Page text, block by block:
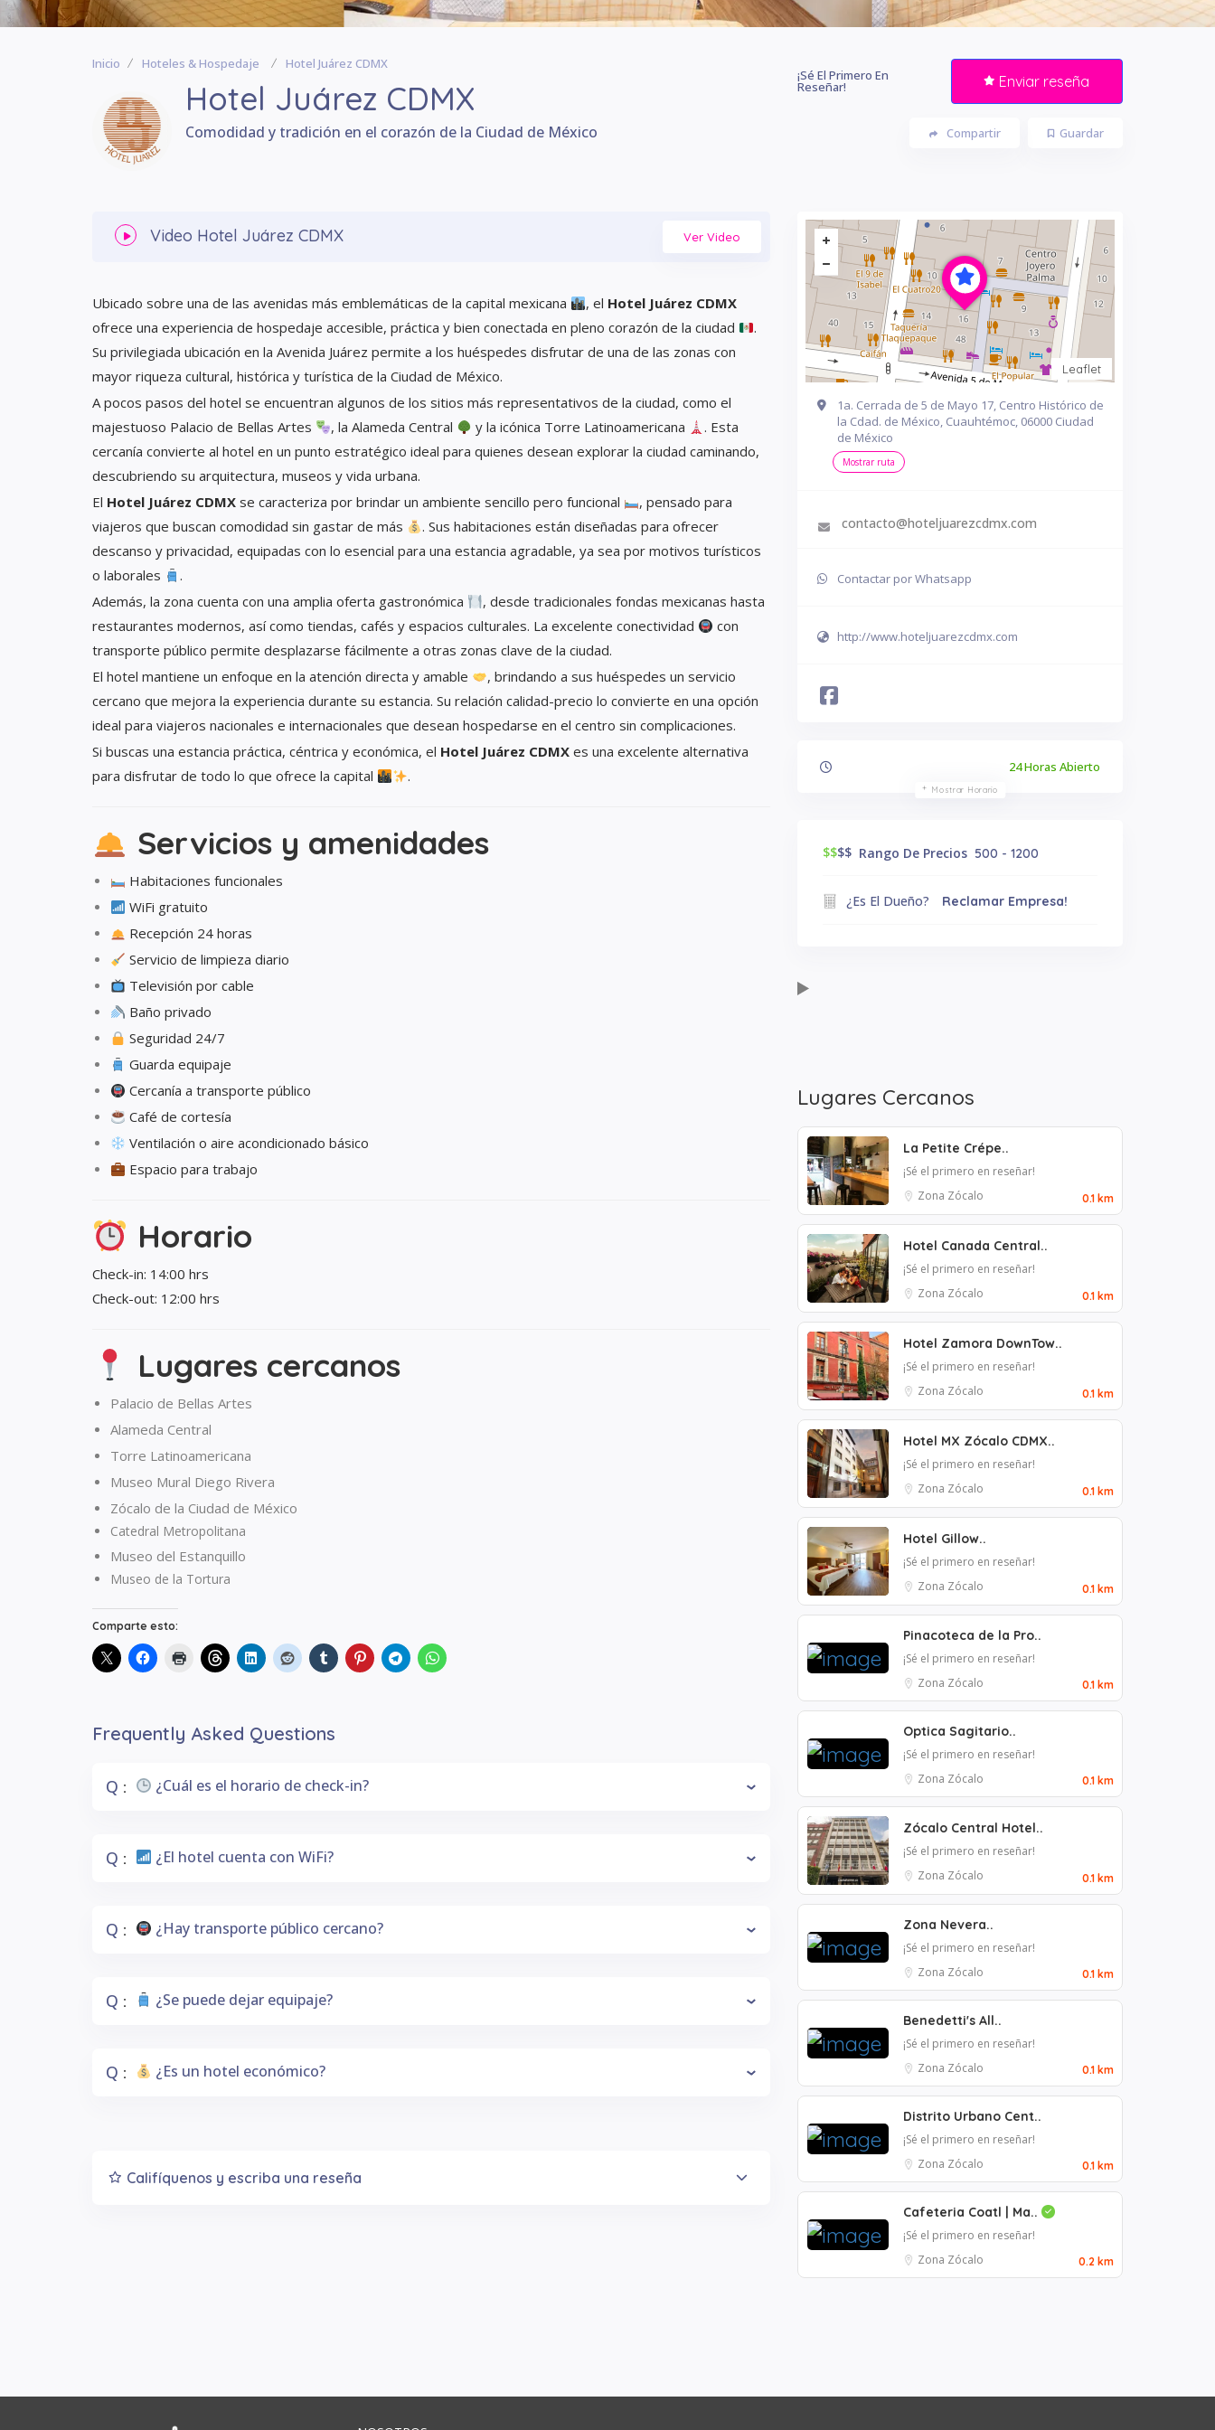
Inicio Hoteles & Hospedaje Hotel Juárez CDMX
Hotel Juárez CDMX
Comodidad y tradición en el corazón de la Ciudad de México
¡Sé El Primero En
Reseñar! Enviar reseña
Guardar
Compartir
Video Hotel Juárez CDMX Ver Video
Ubicado sobre una de las avenidas más emblemáticas de la capital mexicana , el Hotel Juárez CDMX
ofrece una experiencia de hospedaje accesible, práctica y bien conectada en pleno corazón de la ciudad
.
Su privilegiada ubicación en la Avenida Juárez permite a los huéspedes disfrutar de una de las zonas con
mayor riqueza cultural, histórica y turística de la Ciudad de México.
A pocos pasos del hotel se encuentran algunos de los sitios más representativos de la ciudad, como el
majestuoso Palacio de Bellas Artes
, la Alameda Central y la icónica Torre Latinoamericana
. Esta
cercanía convierte al hotel en un punto estratégico ideal para quienes desean explorar la ciudad caminando,
descubriendo su arquitectura, museos y vida urbana.
El Hotel Juárez CDMX se caracteriza por brindar un ambiente sencillo pero funcional
, pensado para
viajeros que buscan comodidad sin gastar de más
. Sus habitaciones están diseñadas para ofrecer
descanso y privacidad, equipadas con lo esencial para una estancia agradable, ya sea por motivos turísticos
o laborales
.
Además, la zona cuenta con una amplia oferta gastronómica
, desde tradicionales fondas mexicanas hasta
restaurantes modernos, así como tiendas, cafés y espacios culturales. La excelente conectividad
con
transporte público permite desplazarse fácilmente a otras zonas clave de la ciudad.
El hotel mantiene un enfoque en la atención directa y amable
, brindando a sus huéspedes un servicio
cercano que mejora la experiencia durante su estancia. Su relación calidad-precio lo convierte en una opción
ideal para viajeros nacionales e internacionales que desean hospedarse en el centro sin complicaciones.
Si buscas una estancia práctica, céntrica y económica, el Hotel Juárez CDMX es una excelente alternativa
para disfrutar de todo lo que ofrece la capital
.
Servicios y amenidades
Habitaciones funcionales
WiFi gratuito
Recepción 24 horas
Servicio de limpieza diario
Televisión por cable
Baño privado
Seguridad 24/7
Guarda equipaje
Cercanía a transporte público
Café de cortesía
Ventilación o aire acondicionado básico
Espacio para trabajo
Horario
Check-in: 14:00 hrs
Check-out: 12:00 hrs
Lugares cercanos
Palacio de Bellas Artes
Alameda Central
Torre Latinoamericana
Museo Mural Diego Rivera
Zócalo de la Ciudad de México
Catedral Metropolitana
Museo del Estanquillo
Museo de la Tortura
Comparte esto:
Frequently Asked Questions
Q : ¿Cuál es el horario de check-in?
Q : ¿El hotel cuenta con WiFi?
Q : ¿Hay transporte público cercano?
Q : ¿Se puede dejar equipaje?
Q : ¿Es un hotel económico?
Califíquenos y escriba una reseña
Leaflet
1a. Cerrada de 5 de Mayo 17, Centro Histórico de
la Cdad. de México, Cuauhtémoc, 06000 Ciudad
de México
Mostrar ruta
contacto@hoteljuarezcdmx.com
Contactar por Whatsapp
http://www.hoteljuarezcdmx.com
24 Horas Abierto
Mostrar Horario
$$$$ Rango De Precios 500 - 1200
¿Es El Dueño? Reclamar Empresa!
Lugares Cercanos
La Petite Crépe..
¡Sé el primero en reseñar!
Zona Zócalo
0.1 km
Hotel Canada Central..
¡Sé el primero en reseñar!
Zona Zócalo
0.1 km
Hotel Zamora DownTow..
¡Sé el primero en reseñar!
Zona Zócalo
0.1 km
Hotel MX Zócalo CDMX..
¡Sé el primero en reseñar!
Zona Zócalo
0.1 km
Hotel Gillow..
¡Sé el primero en reseñar!
Zona Zócalo
0.1 km
Pinacoteca de la Pro..
¡Sé el primero en reseñar!
Zona Zócalo
0.1 km
Optica Sagitario..
¡Sé el primero en reseñar!
Zona Zócalo
0.1 km
Zócalo Central Hotel..
¡Sé el primero en reseñar!
Zona Zócalo
0.1 km
Zona Nevera..
¡Sé el primero en reseñar!
Zona Zócalo
0.1 km
Benedetti's All..
¡Sé el primero en reseñar!
Zona Zócalo
0.1 km
Distrito Urbano Cent..
¡Sé el primero en reseñar!
Zona Zócalo
0.1 km
Cafeteria Coatl | Ma..
¡Sé el primero en reseñar!
Zona Zócalo
0.2 km